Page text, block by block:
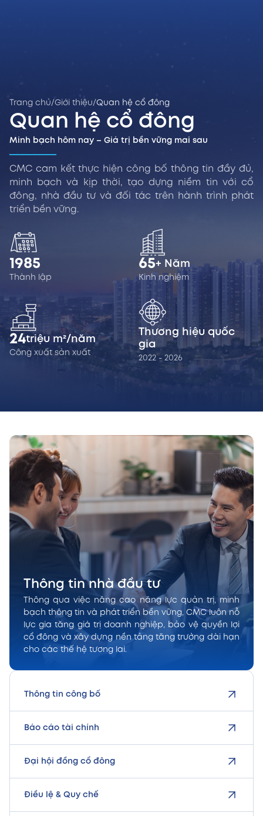
Trang chủ/Giới thiệu/Quan hệ cổ đông
Quan hệ cổ đông
Minh bạch hôm nay – Giá trị bền vững mai sau
CMC cam kết thực hiện công bố thông tin đầy đủ,
minh bạch và kịp thời, tạo dựng niềm tin với cổ
đông, nhà đầu tư và đối tác trên hành trình phát
triển bền vững.
1985
Thành lập
65+ Năm
Kinh nghiệm
24triệu m²/năm
Công xuất sản xuất
Thương hiệu quốc
gia
2022 - 2026
Thông tin nhà đầu tư
Thông qua việc nâng cao năng lực quản trị, minh
bạch thông tin và phát triển bền vững, CMC luôn nỗ
lực gia tăng giá trị doanh nghiệp, bảo vệ quyền lợi
cổ đông và xây dựng nền tảng tăng trưởng dài hạn
cho các thế hệ tương lai.
Thông tin công bố
Báo cáo tài chính
Đại hội đồng cổ đông
Điều lệ & Quy chế